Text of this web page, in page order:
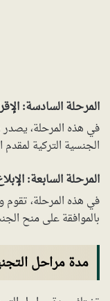
المرحلة السادسة:
في هذه المرحلة، يصدر
الجنسية التركية
المرحلة السابعة:
في هذه المرحلة، تقوم
بالموافقة على منح
مدة مراحل